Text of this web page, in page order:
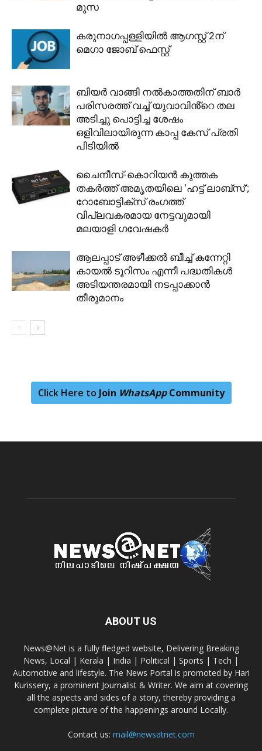
മൂസ
കരുനാഗപ്പള്ളിയിൽ ആഗസ്റ്റ് 2ന്
മെഗാ ജോബ് ഫെസ്റ്റ്
ബിയർ വാങ്ങി നൽകാത്തതിന് ബാർ
പരിസരത്ത് വച്ച് യുവാവിൻ്റെ തല
അടിച്ചു പൊട്ടിച്ച ശേഷം
ഒളിവിലായിരുന്ന കാപ്പ കേസ് പ്രതി
പിടിയിൽ
ചൈനീസ്-കൊറിയൻ കുത്തക
തകർത്ത് അമൃതയിലെ ‘ഹട്ട് ലാബ്സ്’;
റോബോട്ടിക്സ് രംഗത്ത്
വിപ്ലവകരമായ നേട്ടവുമായി
മലയാളി ഗവേഷകർ
ആലപ്പാട് അഴീക്കൽ ബീച്ച് കന്നേറ്റി
കായൽ ടൂറിസം എന്നീ പദ്ധതികൾ
അടിയന്തരമായി നടപ്പാക്കാൻ
തീരുമാനം
Click Here to Join WhatsAppCommunity
ABOUT US
News@Net is a fully fledged website, Delivering Breaking
News, Local | Kerala | India | Political | Sports | Tech |
Automotive and lifestyle. The News Portal is promoted by Hari
Kurissery, a prominent Journalist & Writer. We aim at covering
all the aspects and sides of a story, thereby providing a
complete picture of the happenings around Locally.
Contact us: mail@newsatnet.com